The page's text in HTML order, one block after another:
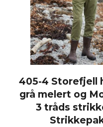
405-4 Storefjell
grå melert og
3 tråds